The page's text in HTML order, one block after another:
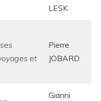
LESK
et
Pierre
JOBARD
Gianni